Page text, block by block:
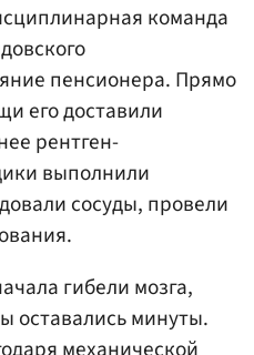
команда
пенсионера. Прямо
его доставили
рентген-
выполнили
сосуды, провели
гибели мозга,
оставались минуты.